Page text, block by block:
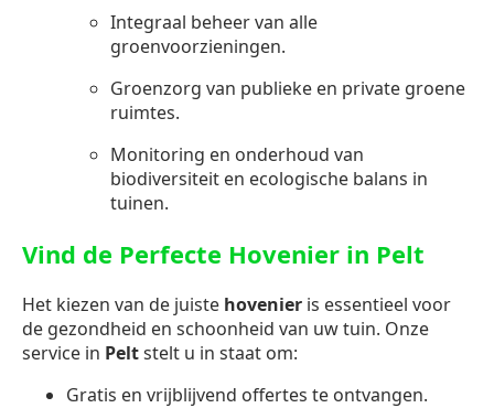
Integraal beheer van alle
groenvoorzieningen.
Groenzorg van publieke en private groene
ruimtes.
Monitoring en onderhoud van
biodiversiteit en ecologische balans in
tuinen.
Vind de Perfecte Hovenier in Pelt
Het kiezen van de juiste hovenier is essentieel voor
de gezondheid en schoonheid van uw tuin. Onze
service in Peltstelt u in staat om:
Gratis en vrijblijvend offertes te ontvangen.